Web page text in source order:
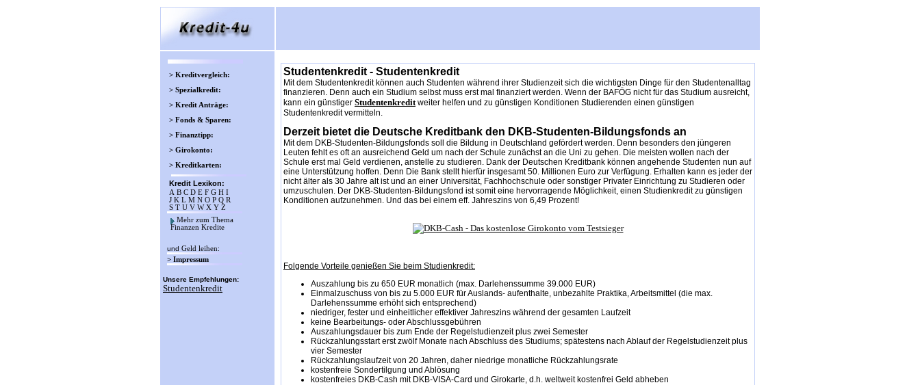
> Kreditvergleich:
> Spezialkredit:
> Kredit Anträge:
> Fonds & Sparen:
> Finanztipp:
> Girokonto:
> Kreditkarten:
Kredit Lexikon:
A B C D E F G H I
J K L M N O P Q R
S T U V WX Y Z
Mehr zum Thema
Finanzen Kredite
und Geld leihen:
> Impressum
Unsere Empfehlungen:
Studentenkredit
Studentenkredit - Studentenkredit
Mit dem Studentenkredit können auch Studenten während ihrer Studienzeit sich die wichtigsten Dinge für den Studentenalltag
finanzieren. Denn auch ein Studium selbst muss erst mal finanziert werden. Wenn der BAFÖG nicht für das Studium ausreicht,
kann ein günstiger Studentenkreditweiter helfen und zu günstigen Konditionen Studierenden einen günstigen
Studentenkredit vermitteln.
Derzeit bietet die Deutsche Kreditbank den DKB-Studenten-Bildungsfonds an
Mit dem DKB-Studenten-Bildungsfonds soll die Bildung in Deutschland gefördert werden. Denn besonders den jüngeren
Leuten fehlt es oft an ausreichend Geld um nach der Schule zunächst an die Uni zu gehen. Die meisten wollen nach der
Schule erst mal Geld verdienen, anstelle zu studieren. Dank der Deutschen Kreditbank können angehende Studenten nun auf
eine Unterstützung hoffen. Denn Die Bank stellt hierfür insgesamt 50. Millionen Euro zur Verfügung. Erhalten kann es jeder der
nicht älter als 30 Jahre alt ist und an einer Universität, Fachhochschule oder sonstiger Privater Einrichtung zu Studieren oder
umzuschulen. Der DKB-Studenten-Bildungsfond ist somit eine hervorragende Möglichkeit, einen Studienkredit zu günstigen
Konditionen aufzunehmen. Und das bei einem eff. Jahreszins von 6,49 Prozent!
Folgende Vorteile genießen Sie beim Studienkredit:
Auszahlung bis zu 650 EUR monatlich (max. Darlehenssumme 39.000 EUR)
Einmalzuschuss von bis zu 5.000 EUR für Auslands- aufenthalte, unbezahlte Praktika, Arbeitsmittel (die max.
Darlehenssumme erhöht sich entsprechend)
niedriger, fester und einheitlicher effektiver Jahreszins während der gesamten Laufzeit
keine Bearbeitungs- oder Abschlussgebühren
Auszahlungsdauer bis zum Ende der Regelstudienzeit plus zwei Semester
Rückzahlungsstart erst zwölf Monate nach Abschluss des Studiums; spätestens nach Ablauf der Regelstudienzeit plus
vier Semester
Rückzahlungslaufzeit von 20 Jahren, daher niedrige monatliche Rückzahlungsrate
kostenfreie Sondertilgung und Ablösung
kostenfreies DKB-Cash mit DKB-VISA-Card und Girokarte, d.h. weltweit kostenfrei Geld abheben